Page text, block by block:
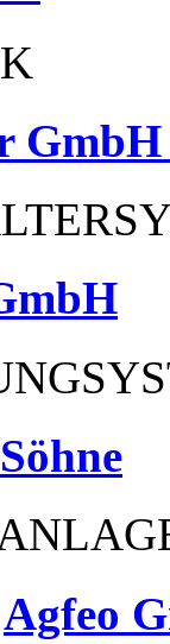
Agfeo